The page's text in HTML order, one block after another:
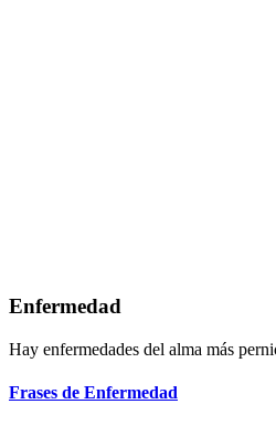
Enfermedad
Hay enfermedades del alma más
Frases de Enfermedad